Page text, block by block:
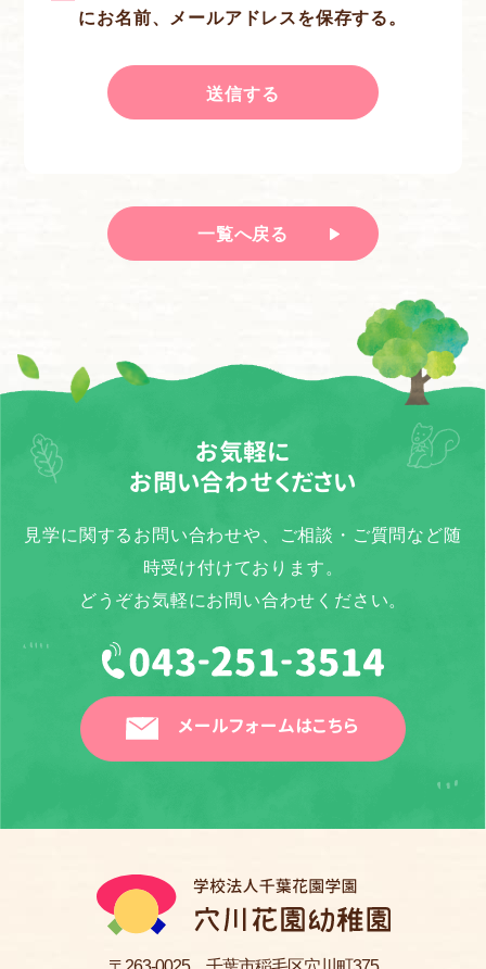
にお名前、メールアドレスを保存する。
一覧へ戻る
お気軽に
お問い合わせください
見学に関するお問い合わせや、ご相談・ご質問など随
時受け付けております。
どうぞお気軽にお問い合わせください。
メールフォームはこちら